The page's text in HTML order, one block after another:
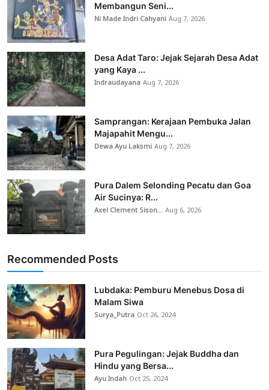
Membangun Seni...
Ni Made Indri CahyaniAug 7, 2026
Desa Adat Taro: Jejak Sejarah Desa Adat
yang Kaya ...
IndraudayanaAug 7, 2026
Samprangan: Kerajaan Pembuka Jalan
Majapahit Mengu...
Dewa Ayu LaksmiAug 7, 2026
Pura Dalem Selonding Pecatu dan Goa
Air Sucinya: R...
Axel Clement Sison...Aug 6, 2026
Recommended Posts
Lubdaka: Pemburu Menebus Dosa di
Malam Siwa
Surya_Putra Oct 26, 2024
Pura Pegulingan: Jejak Buddha dan
Hindu yang Bersa...
Ayu Indah Oct 25, 2024